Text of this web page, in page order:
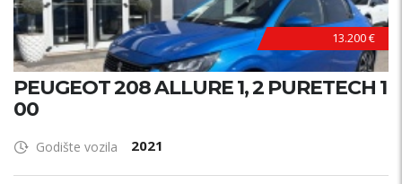
13.200 €
PEUGEOT 208 ALLURE 1, 2 PURETECH 1
00
Godište vozila 2021